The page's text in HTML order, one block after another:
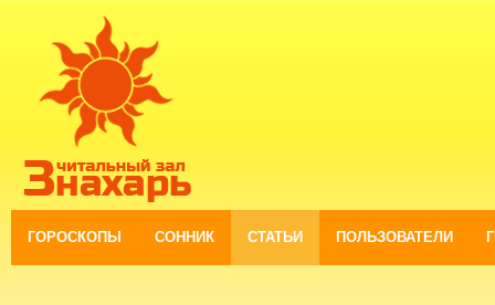
ГОРОСКОПЫ СОННИК СТАТЬИ ПОЛЬЗОВАТЕЛИ